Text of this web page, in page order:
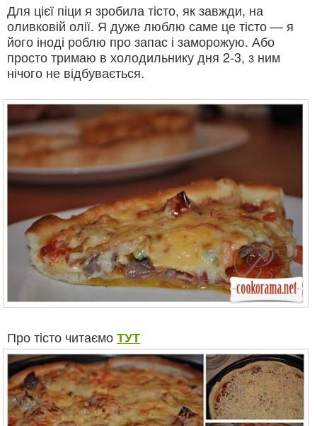
Для цієї піци я зробила тісто, як завжди, на
оливковій олії. Я дуже люблю саме це тісто — я
його іноді роблю про запас і заморожую. Або
просто тримаю в холодильнику дня 2-3, з ним
нічого не відбувається.
Про тісто читаємоТУТ